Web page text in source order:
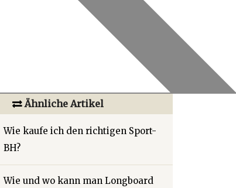
Ähnliche Artikel
Wie kaufe ich den richtigen Sport-
BH?
Wie und wo kann man Longboard